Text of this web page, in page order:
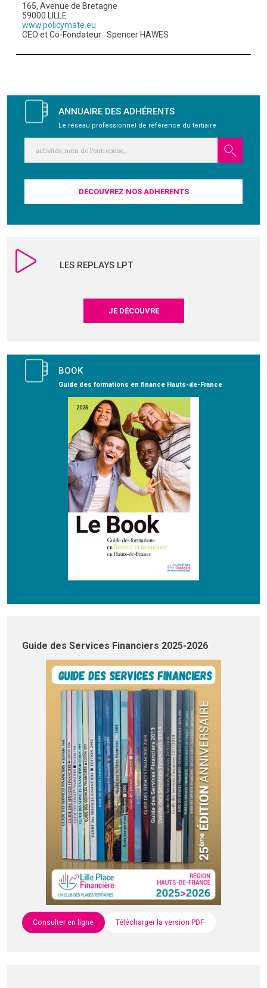
165, Avenue de Bretagne
59000 LILLE
www.policymate.eu
CEO et Co-Fondateur : Spencer HAWES
ANNUAIRE DES ADHÉRENTS
Le réseau professionnel de référence du tertiaire
DÉCOUVREZ NOS ADHÉRENTS
LES REPLAYS LPT
JE DÉCOUVRE
BOOK
Guide des formations en finance Hauts-de-France
Guide des Services Financiers 2025-2026
Consulter en ligne Télécharger la version PDF